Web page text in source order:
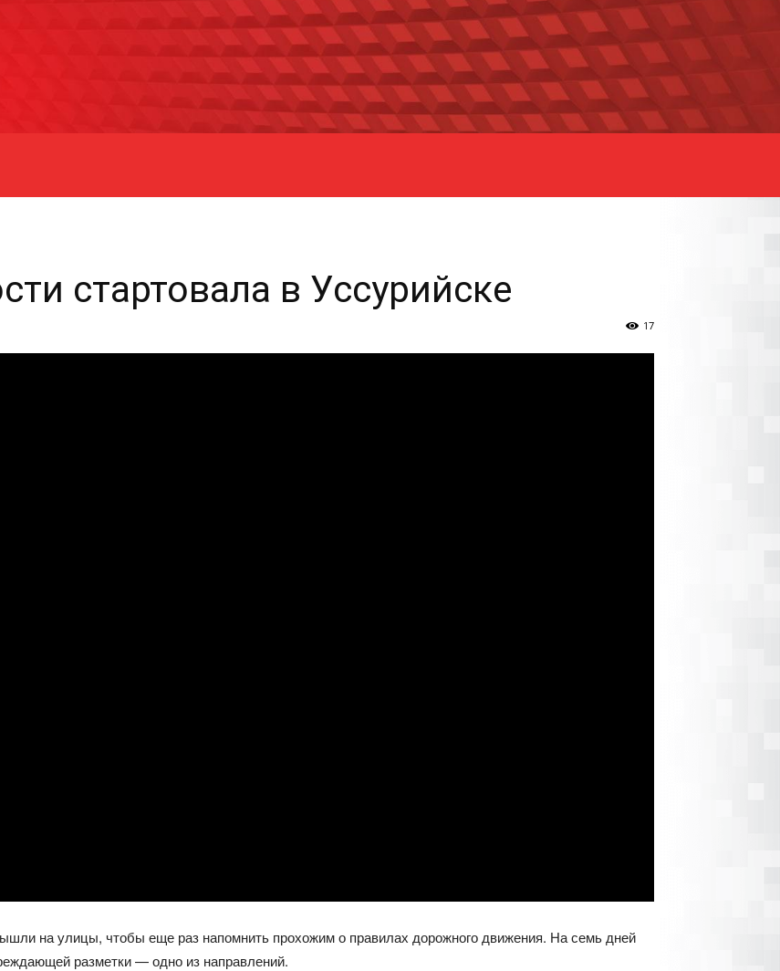
стартовала в Уссурийске
17
на улицы, чтобы еще раз напомнить прохожим о правилах дорожного движения. На семь дней
разметки — одно из направлений.